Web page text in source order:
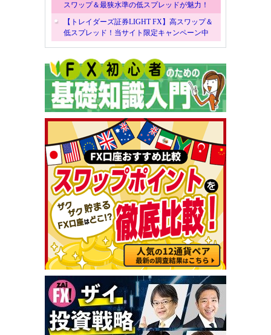
スワップ＆最狭水準の低スプレッドが魅力！
【トレイダーズ証券LIGHT FX】高スワップ＆
低スプレッド！当サイト限定キャンペーン中